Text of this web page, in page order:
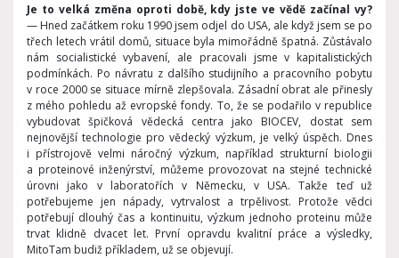
Je to velká změna oproti době, kdy jste ve vědě začínal vy?
— Hned začátkem roku 1990 jsem odjel do USA, ale když jsem se po
třech letech vrátil domů, situace byla mimořádně špatná. Zůstávalo
nám socialistické vybavení, ale pracovali jsme v kapitalistických
podmínkách. Po návratu z dalšího studijního a pracovního pobytu
v roce 2000 se situace mírně zlepšovala. Zásadní obrat ale přinesly
z mého pohledu až evropské fondy. To, že se podařilo v republice
vybudovat špičková vědecká centra jako BIOCEV, dostat sem
nejnovější technologie pro vědecký výzkum, je velký úspěch. Dnes
i přístrojově velmi náročný výzkum, například strukturní biologii
a proteinové inženýrství, můžeme provozovat na stejné technické
úrovni jako v laboratořích v Německu, v USA. Takže teď už
potřebujeme jen nápady, vytrvalost a trpělivost. Protože vědci
potřebují dlouhý čas a kontinuitu, výzkum jednoho proteinu může
trvat klidně dvacet let. První opravdu kvalitní práce a výsledky,
MitoTam budiž příkladem, už se objevují.